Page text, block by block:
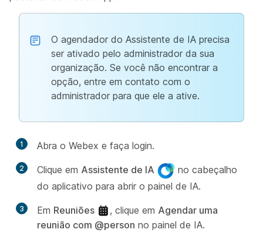
O agendador do Assistente de IA precisa
ser ativado pelo administrador da sua
organização. Se você não encontrar a
opção, entre em contato com o
administrador para que ele a ative.
1 Abra o Webex e faça login.
2 Clique em Assistente de IA
no cabeçalho
do aplicativo para abrir o painel de IA.
3 Em Reuniões , clique em Agendar uma
reunião com @person no painel de IA.